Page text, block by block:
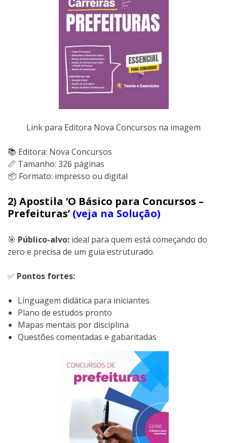
Link para Editora Nova Concursos na imagem
📚 Editora: Nova Concursos
📏 Tamanho: 326 páginas
📦 Formato: impresso ou digital
2) Apostila ‘O Básico para Concursos –
Prefeituras’ (veja na Solução)
🎯 Público-alvo: ideal para quem está começando do
zero e precisa de um guia estruturado.
✅ Pontos fortes:
Linguagem didática para iniciantes
Plano de estudos pronto
Mapas mentais por disciplina
Questões comentadas e gabaritadas